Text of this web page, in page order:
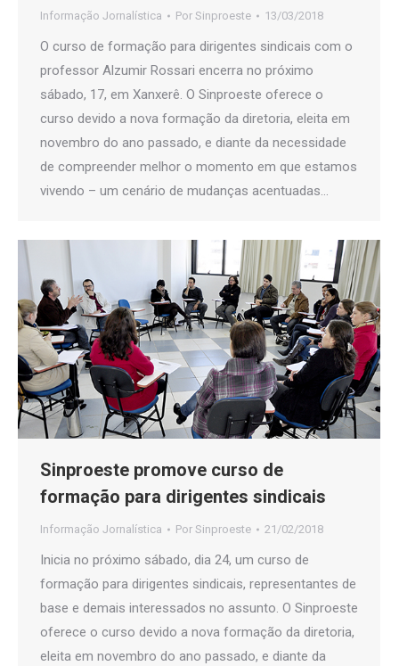
Informação Jornalística Por Sinproeste 13/03/2018
O curso de formação para dirigentes sindicais com o
professor Alzumir Rossari encerra no próximo
sábado, 17, em Xanxerê. O Sinproeste oferece o
curso devido a nova formação da diretoria, eleita em
novembro do ano passado, e diante da necessidade
de compreender melhor o momento em que estamos
vivendo – um cenário de mudanças acentuadas…
Sinproeste promove curso de
formação para dirigentes sindicais
Informação Jornalística Por Sinproeste 21/02/2018
Inicia no próximo sábado, dia 24, um curso de
formação para dirigentes sindicais, representantes de
base e demais interessados no assunto. O Sinproeste
oferece o curso devido a nova formação da diretoria,
eleita em novembro do ano passado, e diante da